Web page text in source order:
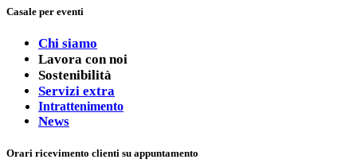
Casale per eventi
Chi siamo
Lavora con noi
Sostenibilità
Servizi extra
Intrattenimento
News
Orari ricevimento clienti su appuntamento